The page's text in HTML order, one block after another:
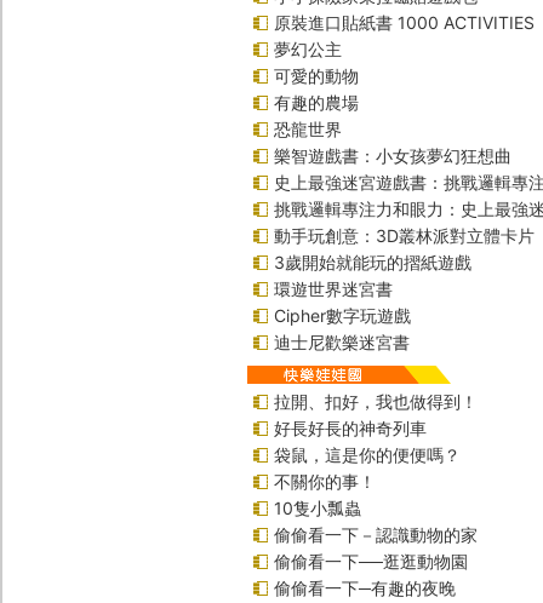
原裝進口貼紙書 1000 ACTIVITIES
夢幻公主
可愛的動物
有趣的農場
恐龍世界
樂智遊戲書：小女孩夢幻狂想曲
史上最強迷宮遊戲書：挑戰邏輯專
挑戰邏輯專注力和眼力：史上最強
動手玩創意：3D叢林派對立體卡片
3歲開始就能玩的摺紙遊戲
環遊世界迷宮書
Cipher數字玩遊戲
迪士尼歡樂迷宮書
拉開、扣好，我也做得到！
好長好長的神奇列車
袋鼠，這是你的便便嗎？
不關你的事！
10隻小瓢蟲
偷偷看一下－認識動物的家
偷偷看一下──逛逛動物園
偷偷看一下─有趣的夜晚